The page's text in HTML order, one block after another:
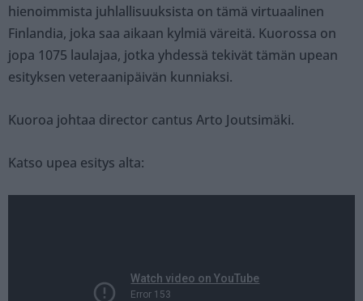
hienoimmista juhlallisuuksista on tämä virtuaalinen
Finlandia, joka saa aikaan kylmiä väreitä. Kuorossa on
jopa 1075 laulajaa, jotka yhdessä tekivät tämän upean
esityksen veteraanipäivän kunniaksi.
Kuoroa johtaa director cantus Arto Joutsimäki.
Katso upea esitys alta: